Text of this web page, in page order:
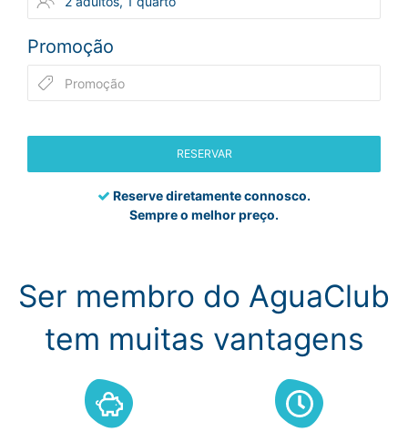
Promoção
RESERVAR
Reserve diretamente connosco.
Sempre o melhor preço.
Ser membro do AguaClub
tem muitas vantagens